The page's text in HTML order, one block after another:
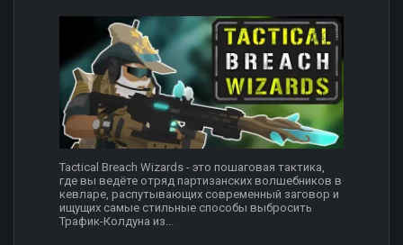
Tactical Breach Wizards - это пошаговая тактика,
где вы ведёте отряд партизанских волшебников в
кевларе, распутывающих современный заговор и
ищущих самые стильные способы выбросить
Трафик-Колдуна из...